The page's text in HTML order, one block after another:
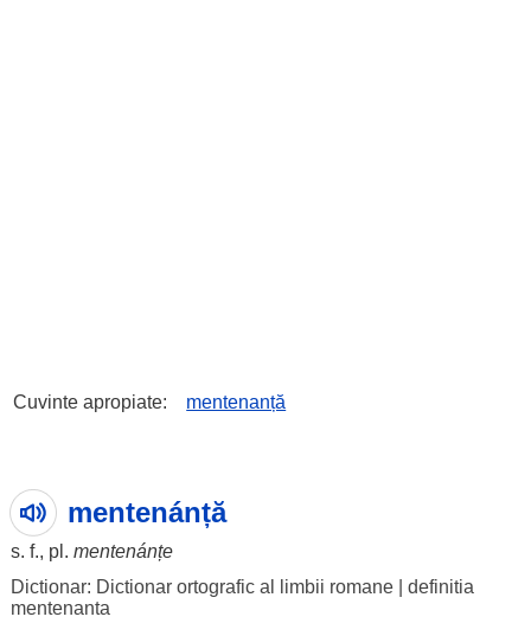
Cuvinte apropiate: mentenanță
mentenánță
s. f., pl. mentenánțe
Dictionar: Dictionar ortografic al limbii romane| definitia
mentenanta